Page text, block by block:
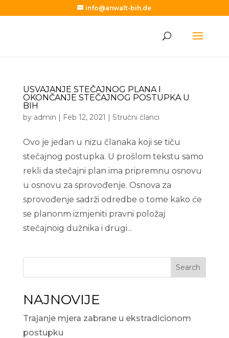
info@anwalt-bih.de
USVAJANJE STEČAJNOG PLANA I
OKONČANJE STEČAJNOG POSTUPKA U
BIH
by admin | Feb 12, 2021 | Stručni članci
Ovo je jedan u nizu članaka koji se tiču
stečajnog postupka. U prošlom tekstu samo
rekli da stečajni plan ima pripremnu osnovu
u osnovu za sprovođenje. Osnova za
sprovođenje sadrži odredbe o tome kako će
se planonm izmjeniti pravni položaj
stečajnoig dužnika i drugi...
Search
NAJNOVIJE
Trajanje mjera zabrane u ekstradicionom
postupku